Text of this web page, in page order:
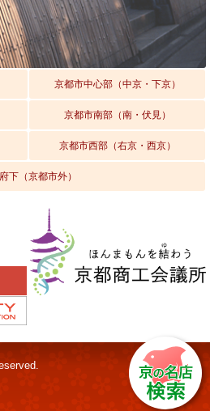
京都市中心部（中京・下京）
京都市南部（南・伏見）
京都市西部（右京・西京）
下（京都市外）